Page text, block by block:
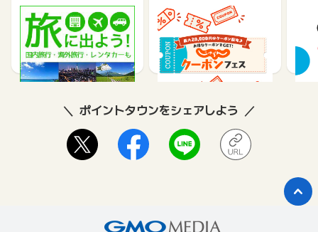
楽天トラベル
1%
じゃらんnet
1.2%
テ
ポイントタウンをシェアしよう